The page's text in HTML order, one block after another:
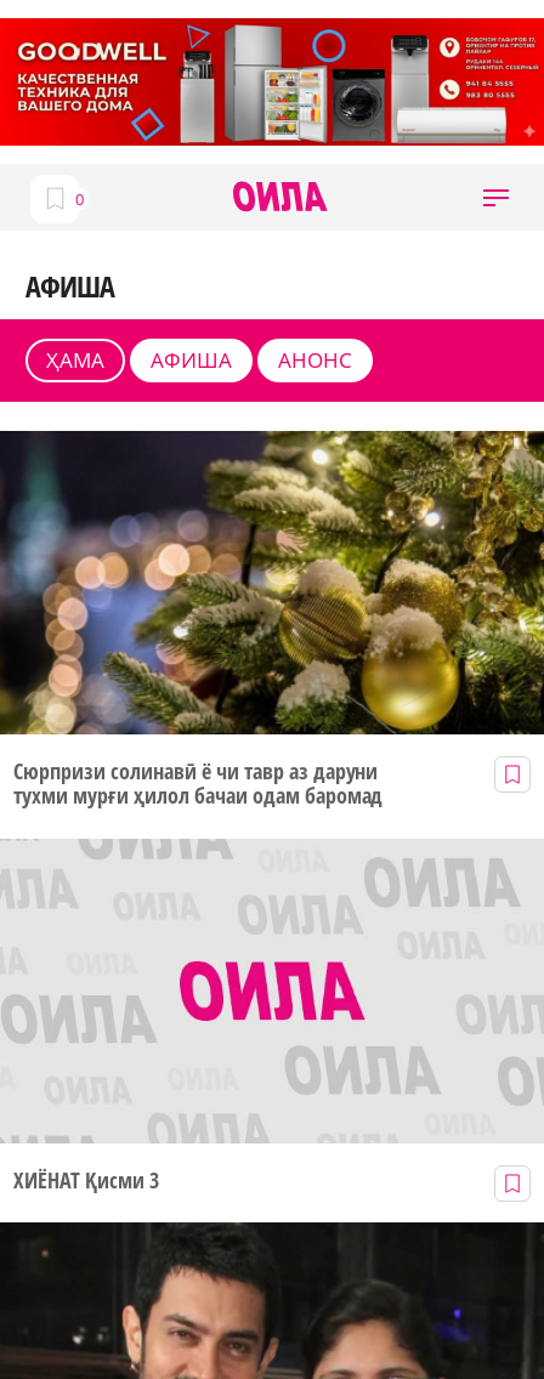
АФИША
ҲАМА АФИША АНОНС
Сюрпризи солинавӣ ё чи тавр аз даруни
тухми мурғи ҳилол бачаи одам баромад
ХИËНАТ Қисми 3